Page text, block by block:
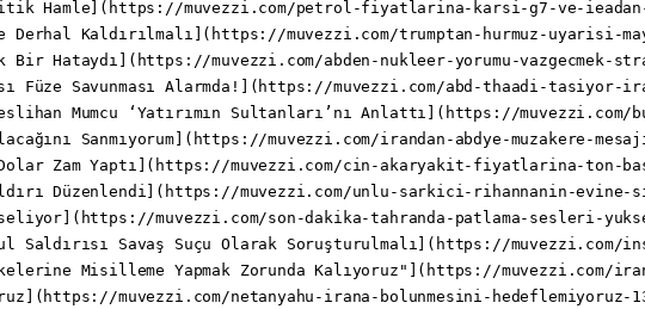
Hamle](https://muvezzi.com/petrol-fiyatlarina-karsi-g7-ve-
Derhal Kaldırılmalı](https://muvezzi.com/trumptan-hurmuz-uyarisi-
Bir Hataydı](https://muvezzi.com/abden-nukleer-yorumu-vazgecmek-
Füze Savunması Alarmda!](https://muvezzi.com/abd-thaadi-
Mumcu ‘Yatırımın Sultanları’nı Anlattı](https://
Sanmıyorum](https://muvezzi.com/irandan-abdye-muzakere-
Zam Yaptı](https://muvezzi.com/cin-akaryakit-fiyatlarina-ton-
Düzenlendi](https://muvezzi.com/unlu-sarkici-rihannanin-
muvezzi.com/son-dakika-tahranda-patlama-sesleri-
Saldırısı Savaş Suçu Olarak Soruşturulmalı](https://
Misilleme Yapmak Zorunda Kalıyoruz"](https://muvezzi.com/
muvezzi.com/netanyahu-irana-bolunmesini-hedeflemiyoruz-